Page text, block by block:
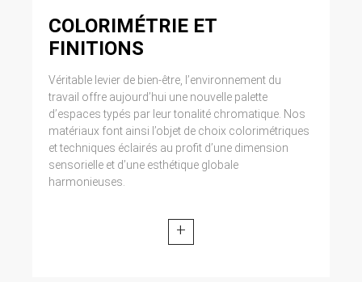
COLORIMÉTRIE ET
FINITIONS
Véritable levier de bien-être, l’environnement du
travail offre aujourd’hui une nouvelle palette
d’espaces typés par leur tonalité chromatique. Nos
matériaux font ainsi l’objet de choix colorimétriques
et techniques éclairés au profit d’une dimension
sensorielle et d’une esthétique globale
harmonieuses.
+